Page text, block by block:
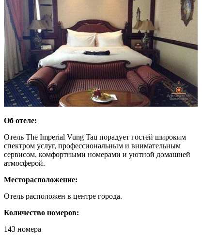
Об отеле:
Отель The Imperial Vung Tau порадует гостей широким
спектром услуг, профессиональным и внимательным
сервисом, комфортными номерами и уютной домашней
атмосферой.
Месторасположение:
Отель расположен в центре города.
Количество номеров:
143 номера